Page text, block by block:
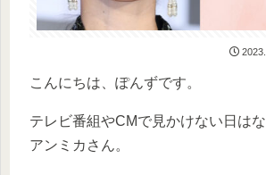
こんにちは、ぽんずです。
テレビ番組やCMで見かけない日は
アンミカさん。